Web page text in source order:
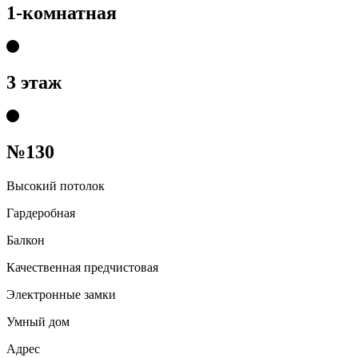
1-комнатная
3 этаж
№130
Высокий потолок
Гардеробная
Балкон
Качественная предчистовая
Электронные замки
Умный дом
Адрес